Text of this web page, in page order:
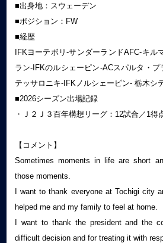
■出身地：スウェーデン
■ポジション：FW
■経歴
IFKヨーテボリ-サンダーランドAFC-キル
ラン-IFKのルシェーピン-ACスパルタ・プ
テッサロニキ-IFKノルシェーピン- 栃木シ
■2026シーズン出場記録
・Ｊ２Ｊ３百年構想リーグ：12試合／1得
【コメント】
Sometimes moments in life are short
those moments.
I want to thank everyone at Tochigi city
helped me and my family to feel at home.
I want to thank the president and the
difficult decision and for treating it with